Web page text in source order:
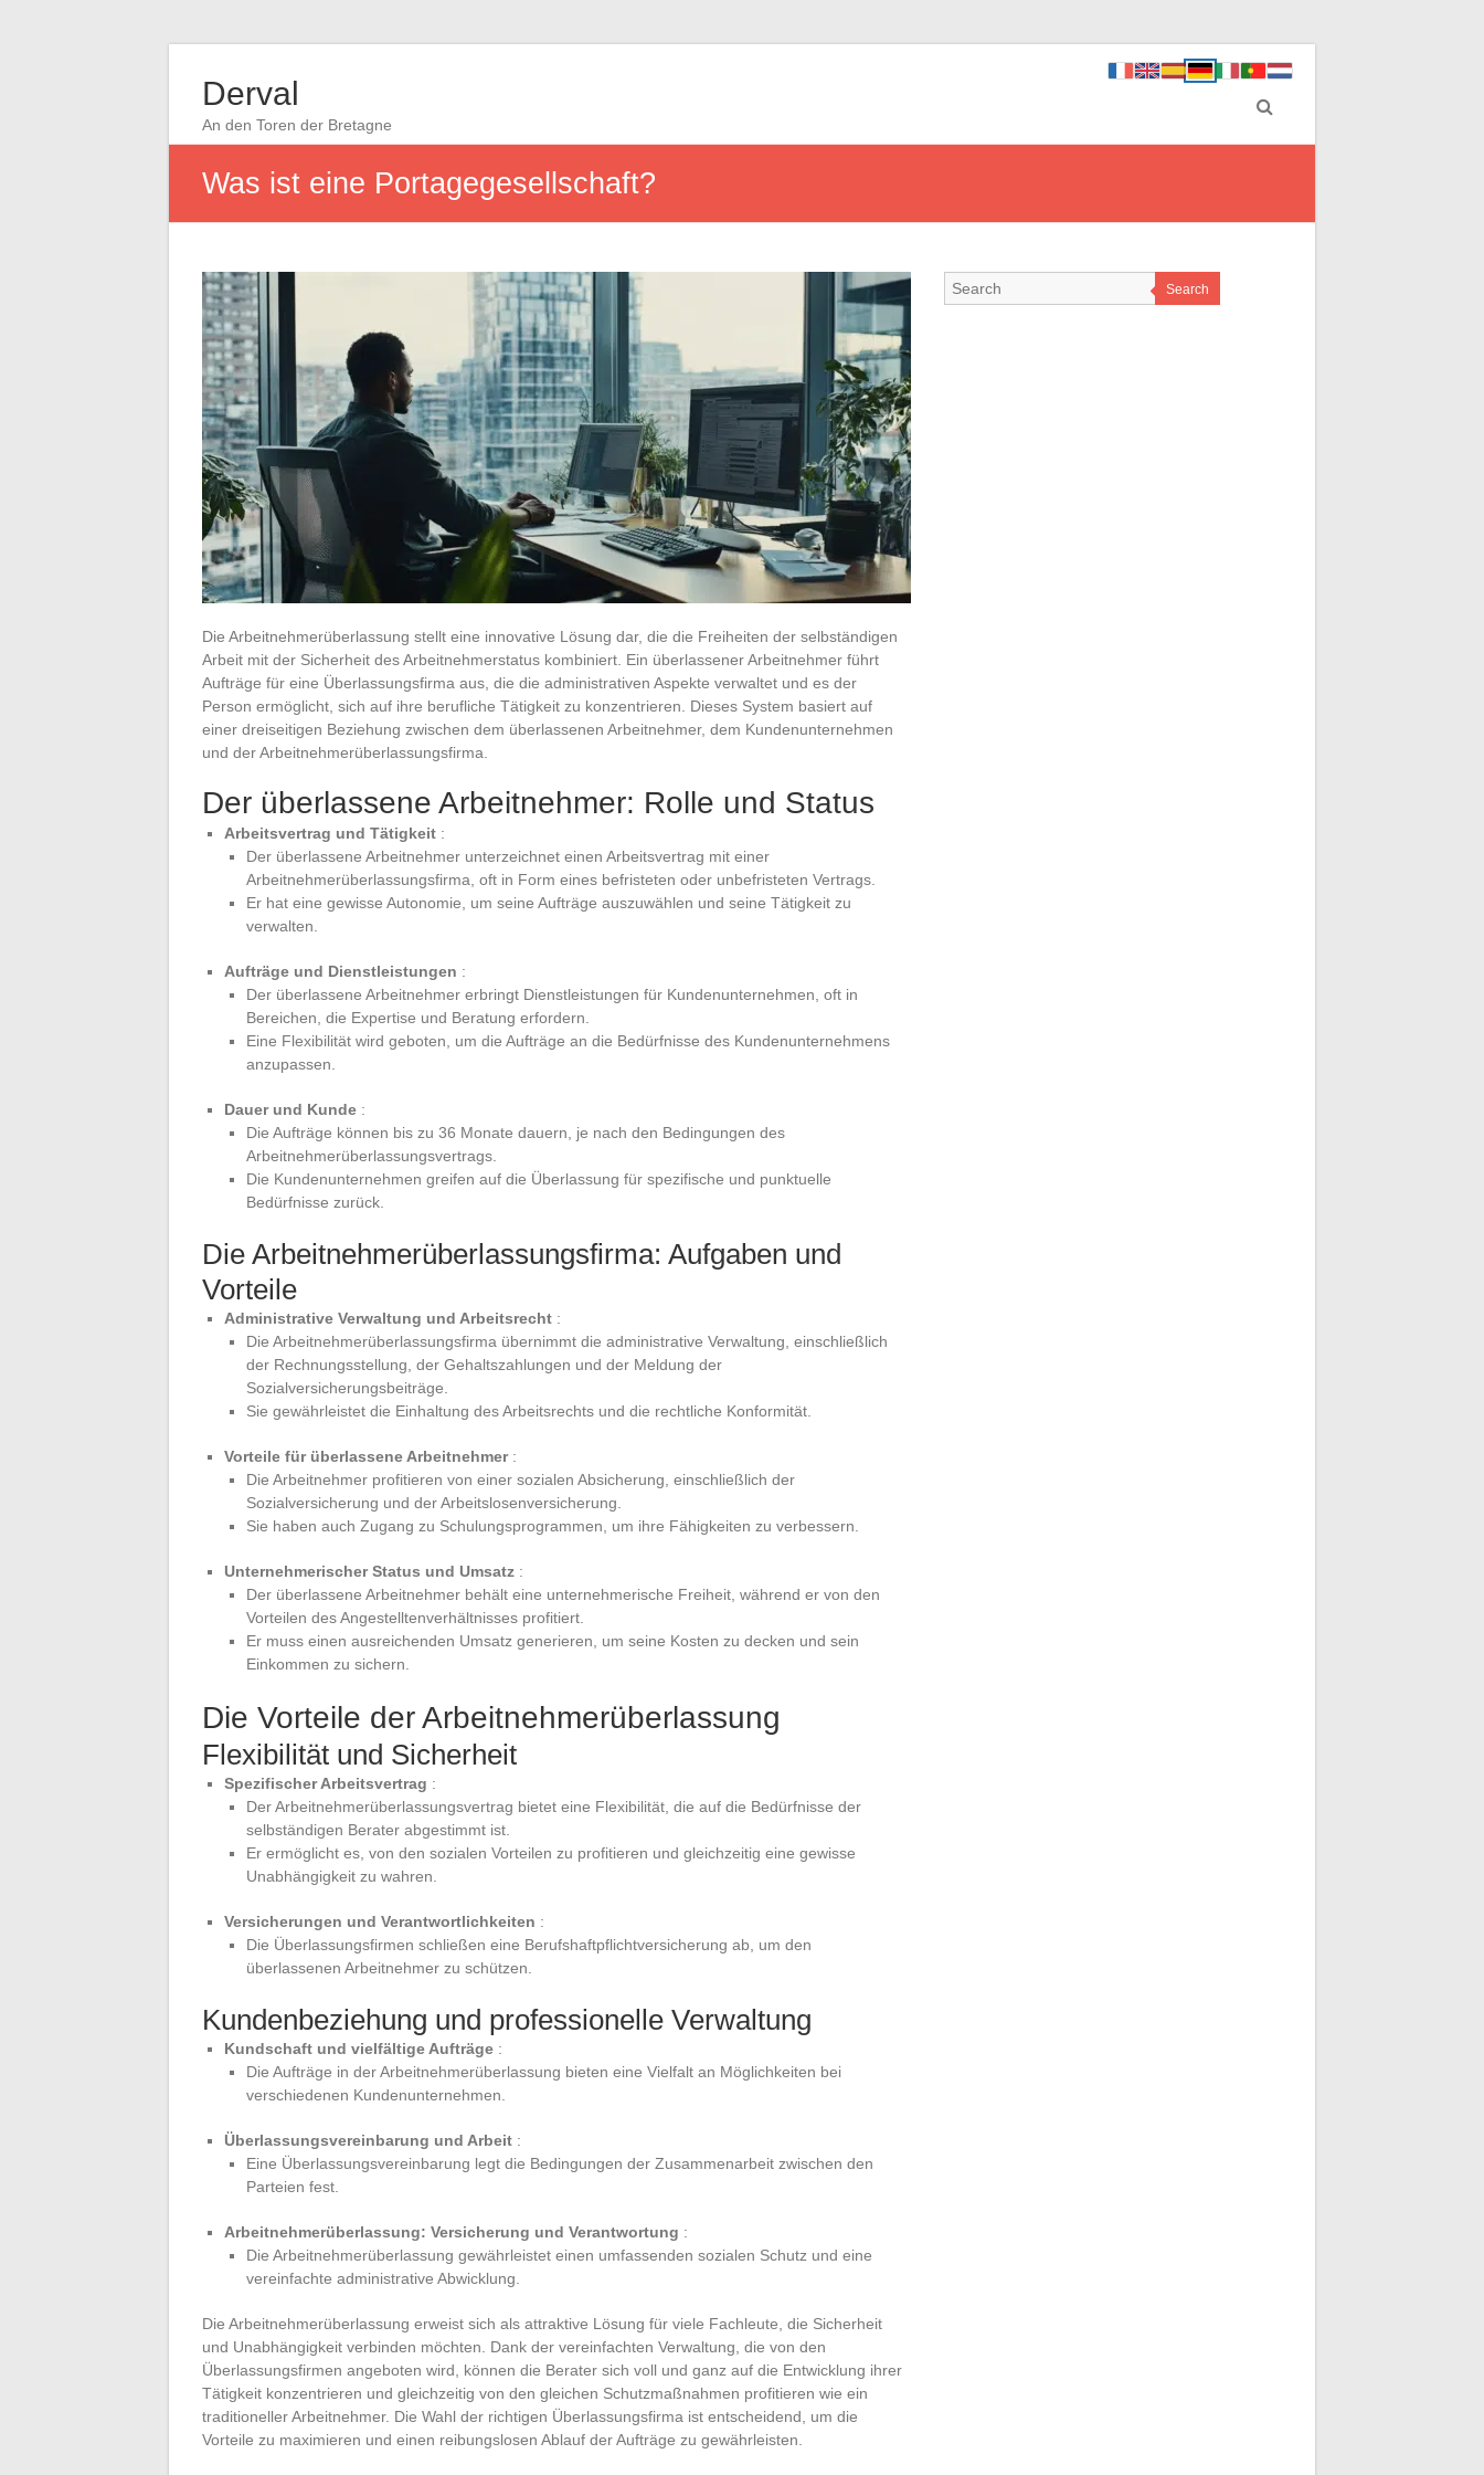
Derval
An den Toren der Bretagne
Was ist eine Portagegesellschaft?
Die Arbeitnehmerüberlassung stellt eine innovative Lösung dar, die die Freiheiten der selbständigen
Arbeit mit der Sicherheit des Arbeitnehmerstatus kombiniert. Ein überlassener Arbeitnehmer führt
Aufträge für eine Überlassungsfirma aus, die die administrativen Aspekte verwaltet und es der
Person ermöglicht, sich auf ihre berufliche Tätigkeit zu konzentrieren. Dieses System basiert auf
einer dreiseitigen Beziehung zwischen dem überlassenen Arbeitnehmer, dem Kundenunternehmen
und der Arbeitnehmerüberlassungsfirma.
Der überlassene Arbeitnehmer: Rolle und Status
Arbeitsvertrag und Tätigkeit :
Der überlassene Arbeitnehmer unterzeichnet einen Arbeitsvertrag mit einer
Arbeitnehmerüberlassungsfirma, oft in Form eines befristeten oder unbefristeten Vertrags.
Er hat eine gewisse Autonomie, um seine Aufträge auszuwählen und seine Tätigkeit zu
verwalten.
Aufträge und Dienstleistungen :
Der überlassene Arbeitnehmer erbringt Dienstleistungen für Kundenunternehmen, oft in
Bereichen, die Expertise und Beratung erfordern.
Eine Flexibilität wird geboten, um die Aufträge an die Bedürfnisse des Kundenunternehmens
anzupassen.
Dauer und Kunde :
Die Aufträge können bis zu 36 Monate dauern, je nach den Bedingungen des
Arbeitnehmerüberlassungsvertrags.
Die Kundenunternehmen greifen auf die Überlassung für spezifische und punktuelle
Bedürfnisse zurück.
Die Arbeitnehmerüberlassungsfirma: Aufgaben und
Vorteile
Administrative Verwaltung und Arbeitsrecht :
Die Arbeitnehmerüberlassungsfirma übernimmt die administrative Verwaltung, einschließlich
der Rechnungsstellung, der Gehaltszahlungen und der Meldung der
Sozialversicherungsbeiträge.
Sie gewährleistet die Einhaltung des Arbeitsrechts und die rechtliche Konformität.
Vorteile für überlassene Arbeitnehmer:
Die Arbeitnehmer profitieren von einer sozialen Absicherung, einschließlich der
Sozialversicherung und der Arbeitslosenversicherung.
Sie haben auch Zugang zu Schulungsprogrammen, um ihre Fähigkeiten zu verbessern.
Unternehmerischer Status und Umsatz :
Der überlassene Arbeitnehmer behält eine unternehmerische Freiheit, während er von den
Vorteilen des Angestelltenverhältnisses profitiert.
Er muss einen ausreichenden Umsatz generieren, um seine Kosten zu decken und sein
Einkommen zu sichern.
Die Vorteile der Arbeitnehmerüberlassung
Flexibilität und Sicherheit
Spezifischer Arbeitsvertrag :
Der Arbeitnehmerüberlassungsvertrag bietet eine Flexibilität, die auf die Bedürfnisse der
selbständigen Berater abgestimmt ist.
Er ermöglicht es, von den sozialen Vorteilen zu profitieren und gleichzeitig eine gewisse
Unabhängigkeit zu wahren.
Versicherungen und Verantwortlichkeiten :
Die Überlassungsfirmen schließen eine Berufshaftpflichtversicherung ab, um den
überlassenen Arbeitnehmer zu schützen.
Kundenbeziehung und professionelle Verwaltung
Kundschaft und vielfältige Aufträge :
Die Aufträge in der Arbeitnehmerüberlassung bieten eine Vielfalt an Möglichkeiten bei
verschiedenen Kundenunternehmen.
Überlassungsvereinbarung und Arbeit :
Eine Überlassungsvereinbarung legt die Bedingungen der Zusammenarbeit zwischen den
Parteien fest.
Arbeitnehmerüberlassung: Versicherung und Verantwortung :
Die Arbeitnehmerüberlassung gewährleistet einen umfassenden sozialen Schutz und eine
vereinfachte administrative Abwicklung.
Die Arbeitnehmerüberlassung erweist sich als attraktive Lösung für viele Fachleute, die Sicherheit
und Unabhängigkeit verbinden möchten. Dank der vereinfachten Verwaltung, die von den
Überlassungsfirmen angeboten wird, können die Berater sich voll und ganz auf die Entwicklung ihrer
Tätigkeit konzentrieren und gleichzeitig von den gleichen Schutzmaßnahmen profitieren wie ein
traditioneller Arbeitnehmer. Die Wahl der richtigen Überlassungsfirma ist entscheidend, um die
Vorteile zu maximieren und einen reibungslosen Ablauf der Aufträge zu gewährleisten.
Search